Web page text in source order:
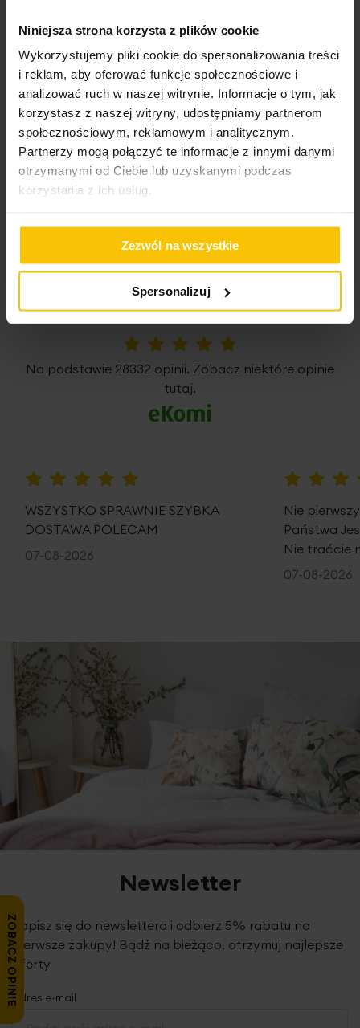
Niniejsza strona korzysta z plików cookie
Wykorzystujemy pliki cookie do spersonalizowania treści
i reklam, aby oferować funkcje społecznościowe i
analizować ruch w naszej witrynie. Informacje o tym, jak
korzystasz z naszej witryny, udostępniamy partnerom
społecznościowym, reklamowym i analitycznym.
Partnerzy mogą połączyć te informacje z innymi danymi
otrzymanymi od Ciebie lub uzyskanymi podczas
korzystania z ich usług.
Zezwól na wszystkie
Spersonalizuj
Wysłany na02.08.2022
High-contrast mode
To może Cię zainteresować
Opinie potwierdzone zakupem
Na podstawie 28332 opinii. Zobacz niektóre opinie
tutaj.
WSZYSTKO SPRAWNIE SZYBKA
DOSTAWA POLECAM
07-08-2026
Nie
Państwa
Nie traćcie
07-08-2026
Newsletter
Zapisz się do newslettera i odbierz 5% rabatu na
pierwsze zakupy! Bądź na bieżąco, otrzymuj najlepsze
oferty
Adres e-mail
ZOBACZ OPINIE